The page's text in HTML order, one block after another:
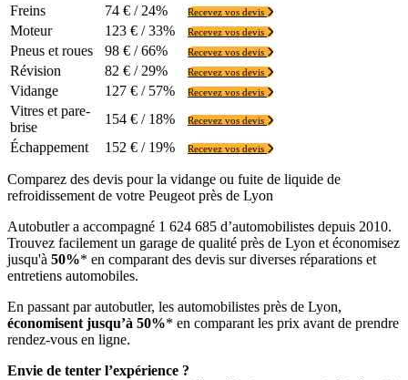
Freins 74 € / 24% Recevez vos devis
Moteur 123 € / 33% Recevez vos devis
Pneus et roues 98 € / 66% Recevez vos devis
Révision 82 € / 29% Recevez vos devis
Vidange 127 € / 57% Recevez vos devis
Vitres et pare-
brise
154 € / 18% Recevez vos devis
Échappement 152 € / 19% Recevez vos devis
Comparez des devis pour la vidange ou fuite de liquide de
refroidissement de votre Peugeot près de Lyon
Autobutler a accompagné 1 624 685 d’automobilistes depuis 2010.
Trouvez facilement un garage de qualité près de Lyon et économisez
jusqu'à 50%* en comparant des devis sur diverses réparations et
entretiens automobiles.
En passant par autobutler, les automobilistes près de Lyon,
économisent jusqu’à 50%* en comparant les prix avant de prendre
rendez-vous en ligne.
Envie de tenter l’expérience ?